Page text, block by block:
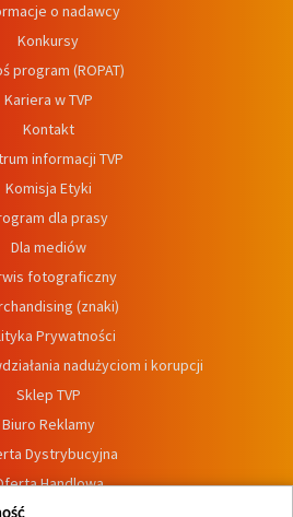
o nadawcy
Konkursy
program (ROPAT)
Kariera w TVP
Kontakt
informacji TVP
Komisja Etyki
dla prasy
Dla mediów
fotograficzny
(znaki)
Prywatności
nadużyciom i korupcji
Sklep TVP
Biuro Reklamy
Dystrybucyjna
Handlowa
Dostępność